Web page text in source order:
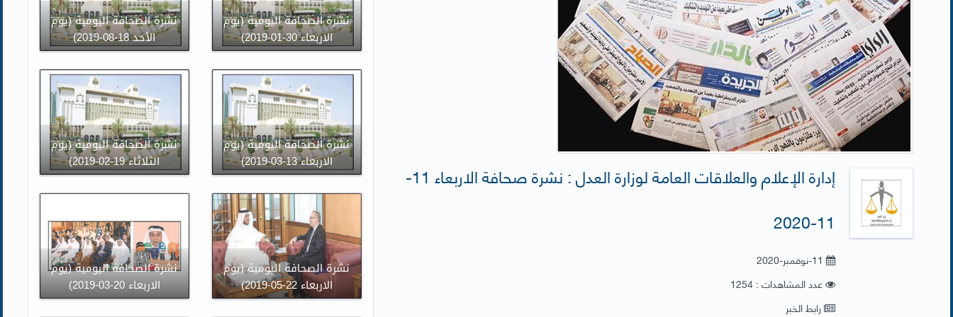
إدارة الإعلام والعلاقات العامة لوزارة العدل : نشرة صحافة الاربعاء 11-
11-2020
11-نوفمبر-2020
عدد المشاهدات : 1254
رابط الخبر
نشرة الصحافة اليومية (يوم
الأحد 18-08-2019)
نشرة الصحافة اليومية (يوم
الاربعاء 30-01-2019)
نشرة الصحافة اليومية (يوم
الثلاثاء 19-02-2019)
نشرة الصحافة اليومية (يوم
الاربعاء 13-03-2019)
نشرة الصحافة اليومية (يوم
الاربعاء 20-03-2019)
نشرة الصحافة اليومية (يوم
الاربعاء 22-05-2019)